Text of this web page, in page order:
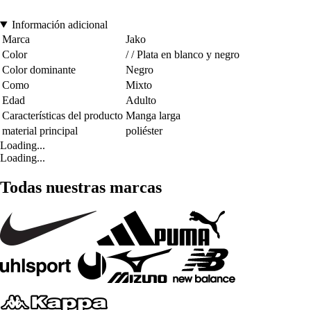
Información adicional
Marca
Jako
Color
/ / Plata en blanco y negro
Color dominante
Negro
Como
Mixto
Edad
Adulto
Características del producto Manga larga
material principal
poliéster
Loading...
Loading...
Todas nuestras marcas